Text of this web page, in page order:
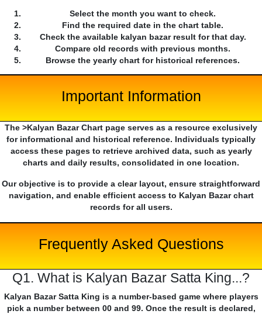
Select the month you want to check.
Find the required date in the chart table.
Check the available kalyan bazar result for that day.
Compare old records with previous months.
Browse the yearly chart for historical references.
Important Information
The >Kalyan Bazar Chart page serves as a resource exclusively
for informational and historical reference. Individuals typically
access these pages to retrieve archived data, such as yearly
charts and daily results, consolidated in one location.
Our objective is to provide a clear layout, ensure straightforward
navigation, and enable efficient access to Kalyan Bazar chart
records for all users.
Frequently Asked Questions
Q1. What is Kalyan Bazar Satta King...?
Kalyan Bazar Satta King is a number-based game where players
pick a number between 00 and 99. Once the result is declared,